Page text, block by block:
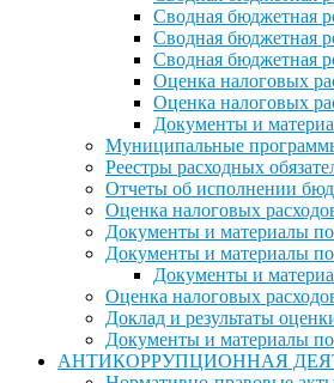
Сводная бюджетная
Сводная бюджетная
Сводная бюджетная
Оценка налоговых
Оценка налоговых
Документы и
Муниципальные
Реестры расходных
Отчеты об исполнении
Оценка налоговых
Документы и материалы
Документы и материалы
Документы и
Оценка налоговых
Доклад и результаты
Документы и материалы
АНТИКОРРУПЦИОННАЯ